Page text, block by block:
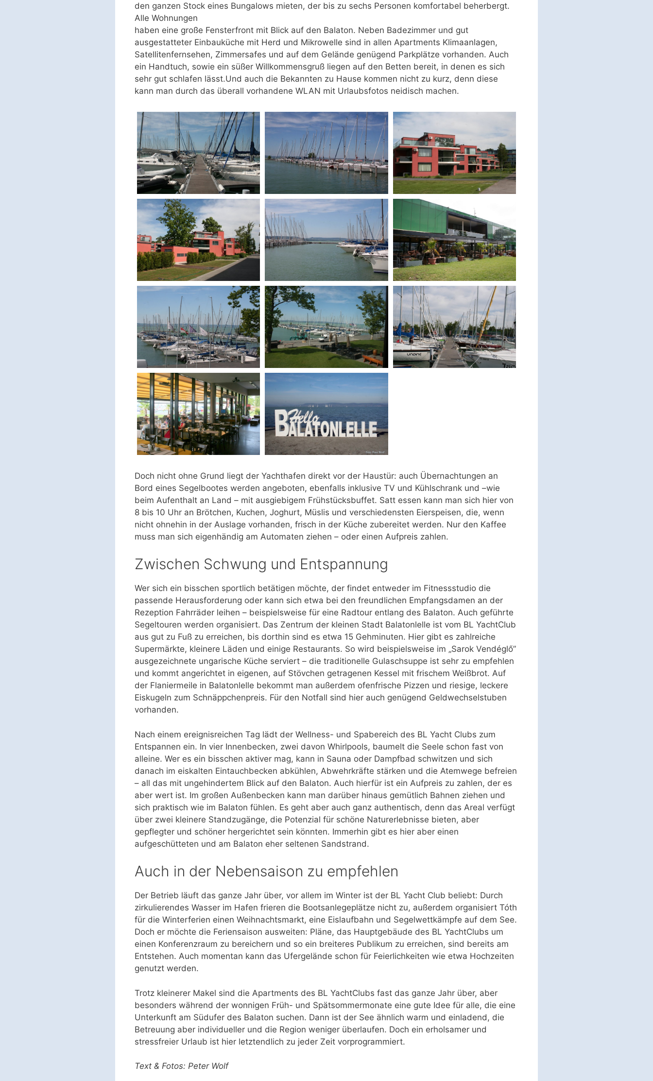
den ganzen Stock eines Bungalows mieten, der bis zu sechs Personen komfortabel beherbergt.
Alle Wohnungen
haben eine große Fensterfront mit Blick auf den Balaton. Neben Badezimmer und gut
ausgestatteter Einbauküche mit Herd und Mikrowelle sind in allen Apartments Klimaanlagen,
Satellitenfernsehen, Zimmersafes und auf dem Gelände genügend Parkplätze vorhanden. Auch
ein Handtuch, sowie ein süßer Willkommensgruß liegen auf den Betten bereit, in denen es sich
sehr gut schlafen lässt.Und auch die Bekannten zu Hause kommen nicht zu kurz, denn diese
kann man durch das überall vorhandene WLAN mit Urlaubsfotos neidisch machen.
Doch nicht ohne Grund liegt der Yachthafen direkt vor der Haustür: auch Übernachtungen an
Bord eines Segelbootes werden angeboten, ebenfalls inklusive TV und Kühlschrank und –wie
beim Aufenthalt an Land – mit ausgiebigem Frühstücksbuffet. Satt essen kann man sich hier von
8 bis 10 Uhr an Brötchen, Kuchen, Joghurt, Müslis und verschiedensten Eierspeisen, die, wenn
nicht ohnehin in der Auslage vorhanden, frisch in der Küche zubereitet werden. Nur den Kaffee
muss man sich eigenhändig am Automaten ziehen – oder einen Aufpreis zahlen.
Zwischen Schwung und Entspannung
Wer sich ein bisschen sportlich betätigen möchte, der findet entweder im Fitnessstudio die
passende Herausforderung oder kann sich etwa bei den freundlichen Empfangsdamen an der
Rezeption Fahrräder leihen – beispielsweise für eine Radtour entlang des Balaton. Auch geführte
Segeltouren werden organisiert. Das Zentrum der kleinen Stadt Balatonlelle ist vom BL YachtClub
aus gut zu Fuß zu erreichen, bis dorthin sind es etwa 15 Gehminuten. Hier gibt es zahlreiche
Supermärkte, kleinere Läden und einige Restaurants. So wird beispielsweise im „Sarok Vendéglő”
ausgezeichnete ungarische Küche serviert – die traditionelle Gulaschsuppe ist sehr zu empfehlen
und kommt angerichtet in eigenen, auf Stövchen getragenen Kessel mit frischem Weißbrot. Auf
der Flaniermeile in Balatonlelle bekommt man außerdem ofenfrische Pizzen und riesige, leckere
Eiskugeln zum Schnäppchenpreis. Für den Notfall sind hier auch genügend Geldwechselstuben
vorhanden.
Nach einem ereignisreichen Tag lädt der Wellness- und Spabereich des BL Yacht Clubs zum
Entspannen ein. In vier Innenbecken, zwei davon Whirlpools, baumelt die Seele schon fast von
alleine. Wer es ein bisschen aktiver mag, kann in Sauna oder Dampfbad schwitzen und sich
danach im eiskalten Eintauchbecken abkühlen, Abwehrkräfte stärken und die Atemwege befreien
– all das mit ungehindertem Blick auf den Balaton. Auch hierfür ist ein Aufpreis zu zahlen, der es
aber wert ist. Im großen Außenbecken kann man darüber hinaus gemütlich Bahnen ziehen und
sich praktisch wie im Balaton fühlen. Es geht aber auch ganz authentisch, denn das Areal verfügt
über zwei kleinere Standzugänge, die Potenzial für schöne Naturerlebnisse bieten, aber
gepflegter und schöner hergerichtet sein könnten. Immerhin gibt es hier aber einen
aufgeschütteten und am Balaton eher seltenen Sandstrand.
Auch in der Nebensaison zu empfehlen
Der Betrieb läuft das ganze Jahr über, vor allem im Winter ist der BL Yacht Club beliebt: Durch
zirkulierendes Wasser im Hafen frieren die Bootsanlegeplätze nicht zu, außerdem organisiert Tóth
für die Winterferien einen Weihnachtsmarkt, eine Eislaufbahn und Segelwettkämpfe auf dem See.
Doch er möchte die Feriensaison ausweiten: Pläne, das Hauptgebäude des BL YachtClubs um
einen Konferenzraum zu bereichern und so ein breiteres Publikum zu erreichen, sind bereits am
Entstehen. Auch momentan kann das Ufergelände schon für Feierlichkeiten wie etwa Hochzeiten
genutzt werden.
Trotz kleinerer Makel sind die Apartments des BL YachtClubs fast das ganze Jahr über, aber
besonders während der wonnigen Früh- und Spätsommermonate eine gute Idee für alle, die eine
Unterkunft am Südufer des Balaton suchen. Dann ist der See ähnlich warm und einladend, die
Betreuung aber individueller und die Region weniger überlaufen. Doch ein erholsamer und
stressfreier Urlaub ist hier letztendlich zu jeder Zeit vorprogrammiert.
Text & Fotos: Peter Wolf